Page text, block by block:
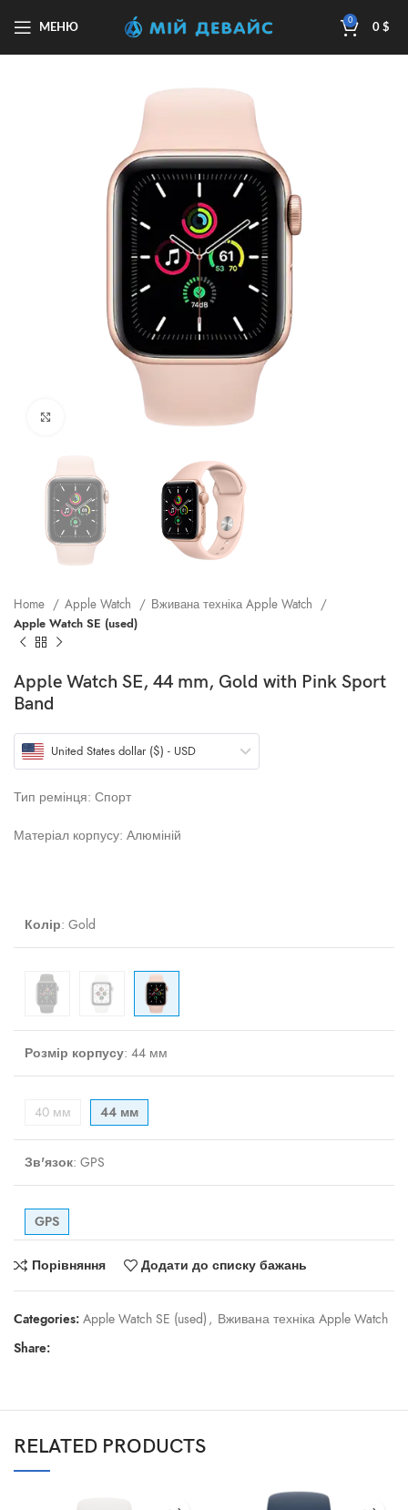
МЕНЮ
0
0 $
Клацніть, щоб збільшити
Home Apple Watch
Вживана техніка Apple Watch
Apple Watch SE (used)
Apple Watch SE, 44 mm, Gold with Pink Sport
Band
United States dollar ($) - USD
Тип ремінця: Спорт
Матеріал корпусу: Алюміній
Колір: Gold
Розмір корпусу: 44 мм
40 мм 44 мм
Зв'язок: GPS
GPS
Порівняння Додати до списку бажань
Categories: Apple Watch SE (used) , Вживана техніка Apple Watch
Share:
RELATED PRODUCTS